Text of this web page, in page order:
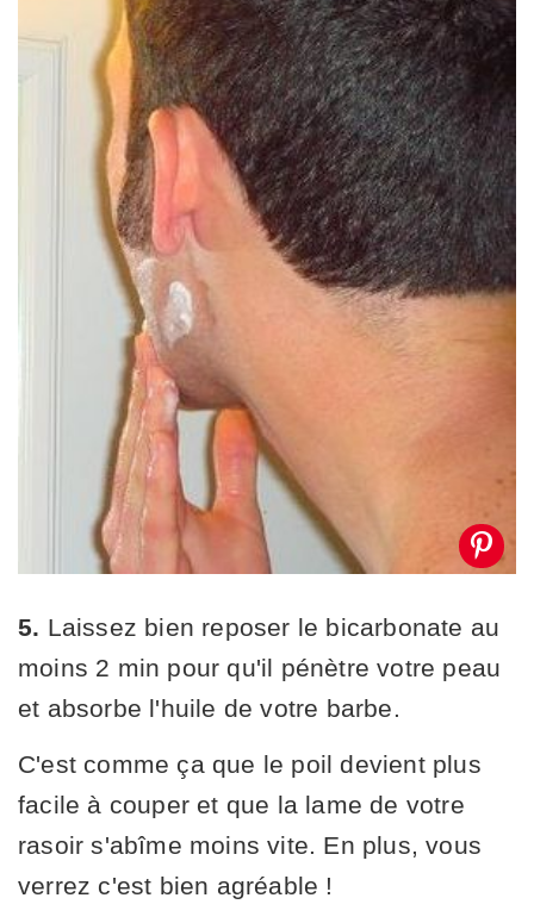
5. Laissez bien reposer le bicarbonate au
moins 2 min pour qu'il pénètre votre peau
et absorbe l'huile de votre barbe.
C'est comme ça que le poil devient plus
facile à couper et que la lame de votre
rasoir s'abîme moins vite. En plus, vous
verrez c'est bien agréable !